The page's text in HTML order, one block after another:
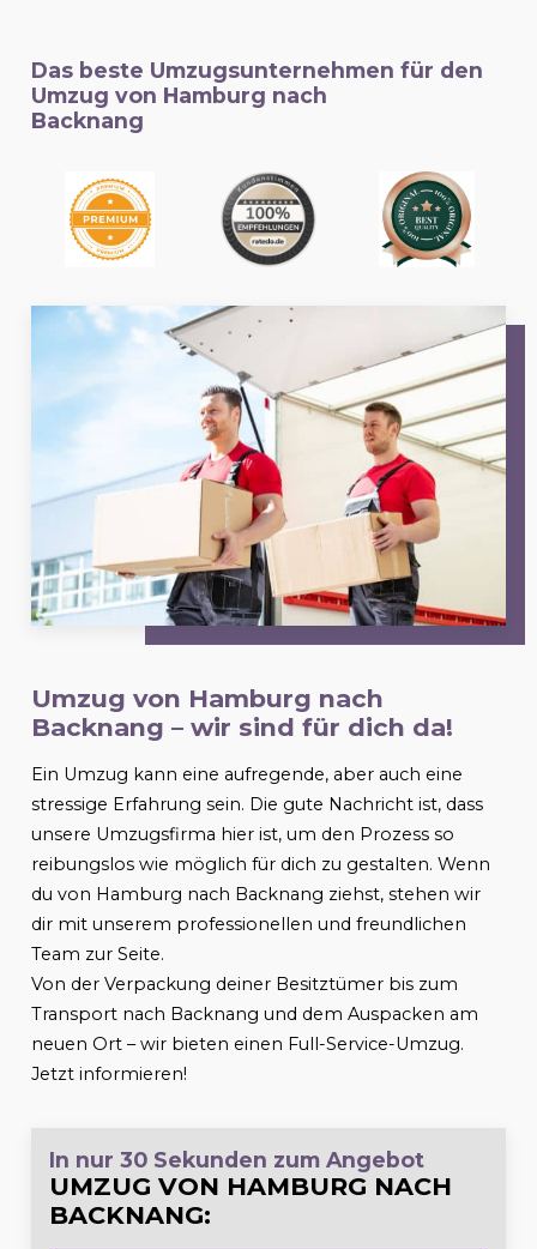
Das beste Umzugsunternehmen für den
Umzug von Hamburg nach
Backnang
Umzug von Hamburg nach
Backnang – wir sind für dich da!
Ein Umzug kann eine aufregende, aber auch eine
stressige Erfahrung sein. Die gute Nachricht ist, dass
unsere Umzugsfirma hier ist, um den Prozess so
reibungslos wie möglich für dich zu gestalten. Wenn
du von Hamburg nach Backnang ziehst, stehen wir
dir mit unserem professionellen und freundlichen
Team zur Seite.
Von der Verpackung deiner Besitztümer bis zum
Transport nach Backnang und dem Auspacken am
neuen Ort – wir bieten einen Full-Service-Umzug.
Jetzt informieren!
In nur 30 Sekunden zum Angebot
UMZUG VON HAMBURG NACH
BACKNANG: